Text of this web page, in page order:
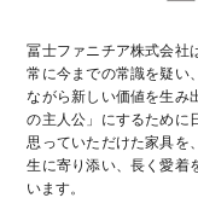
冨士ファニチア株式会社
常に今までの常識を疑い
ながら新しい価値を生み
の主人公」にするために
思っていただけた家具を
生に寄り添い、長く愛着
います。